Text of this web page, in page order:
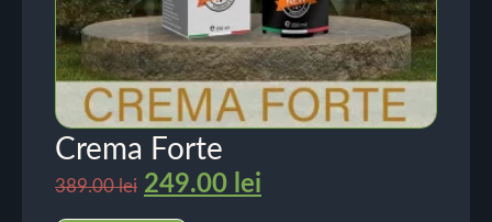
Crema Forte
389.00lei 249.00 lei